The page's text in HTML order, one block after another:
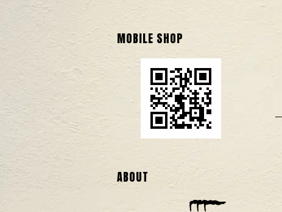
MOBILE SHOP
ABOUT